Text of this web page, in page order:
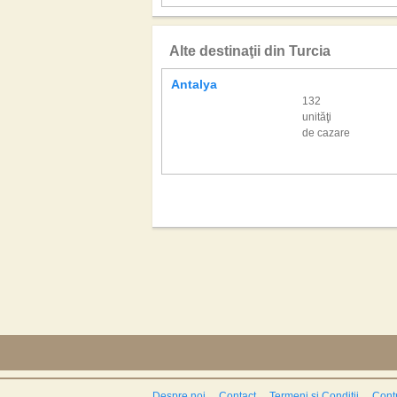
Alte destinaţii din Turcia
Antalya
132
unităţi
de cazare